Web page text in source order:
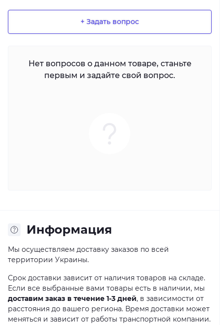
+ Задать вопрос
Нет вопросов о данном товаре, станьте
первым и задайте свой вопрос.
Информация
Мы осуществляем доставку заказов по всей
территории Украины.
Срок доставки зависит от наличия товаров на складе.
Если все выбранные вами товары есть в наличии, мы
доставим заказ в течение 1-3 дней, в зависимости от
расстояния до вашего региона. Время доставки может
меняться и зависит от работы транспортной компании.